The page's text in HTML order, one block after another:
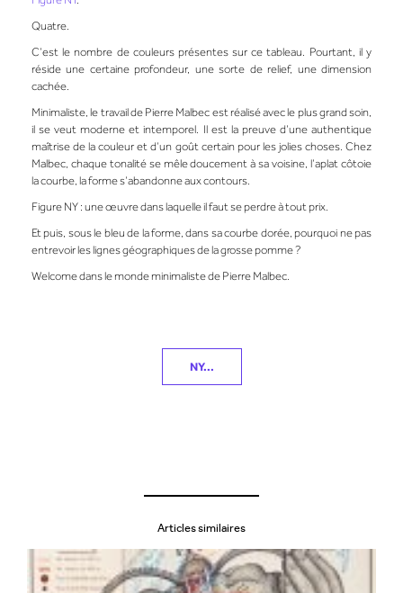
Quatre.
C’est le nombre de couleurs présentes sur ce tableau. Pourtant, il y
réside une certaine profondeur, une sorte de relief, une dimension
cachée.
Minimaliste, le travail de Pierre Malbec est réalisé avec le plus grand soin,
il se veut moderne et intemporel. Il est la preuve d’une authentique
maîtrise de la couleur et d’un goût certain pour les jolies choses. Chez
Malbec, chaque tonalité se mêle doucement à sa voisine, l’aplat côtoie
la courbe, la forme s’abandonne aux contours.
Figure NY : une œuvre dans laquelle il faut se perdre à tout prix.
Et puis, sous le bleu de la forme, dans sa courbe dorée, pourquoi ne pas
entrevoir les lignes géographiques de la grosse pomme ?
Welcome dans le monde minimaliste de Pierre Malbec.
NY...
Articles similaires